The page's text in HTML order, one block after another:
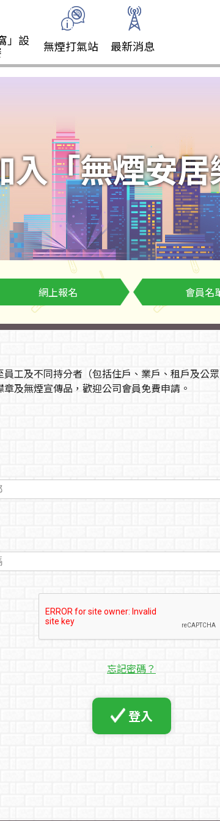
」設 無煙打氣站 最新消息
入「無煙安
網上報名 會員名
工及不同持分者（包括住戶、業戶、租戶及公
及無煙宣傳品，歡迎公司會員免費申請。
忘記密碼？
登入